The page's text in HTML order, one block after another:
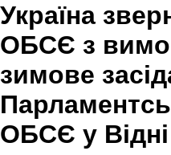
Україна
ОБСЄ з
зимове
ОБСЄ у Відні